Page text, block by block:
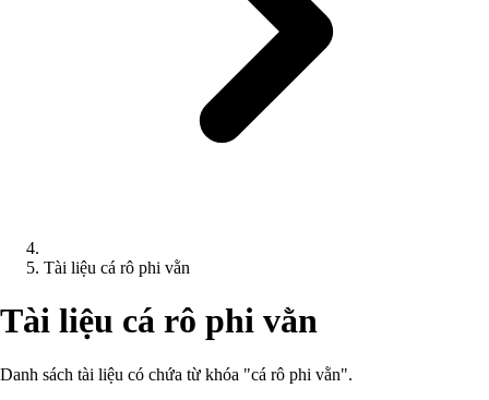
Tài liệu cá rô phi vằn
Tài liệu cá rô phi vằn
Danh sách tài liệu có chứa từ khóa "cá rô phi vằn".